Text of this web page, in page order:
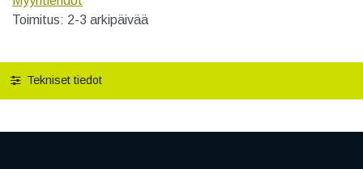
Toimitus: 2-3 arkipäivää
Tekniset tiedot